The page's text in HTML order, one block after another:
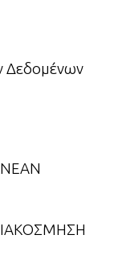
Δεδομένων